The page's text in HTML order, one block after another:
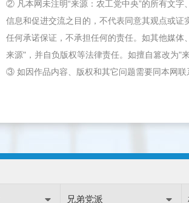
② 凡本网未注明“来源：农工党中央”的所有文
信息和促进交流之目的，不代表同意其观点或
任何承诺保证，不承担任何的责任。如其他媒
来源"，并自负版权等法律责任。如擅自篡改为"
③ 如因作品内容、版权和其它问题需要同本网
兄弟党派